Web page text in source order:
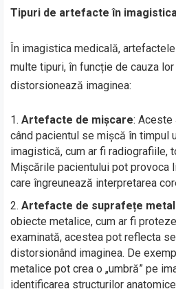
Tipuri de artefacte în
În imagistica medicală,
multe tipuri, în funcție de cauza
distorsionează imaginea:
Artefacte de mișcare: Aceste
când pacientul se mișcă în timpul
imagistică, cum ar fi radiografiile,
Mișcările pacientului pot provoca
care îngreunează interpretarea
Artefacte de suprafețe
obiecte metalice, cum ar fi
examinată, acestea pot reflecta
distorsionând imaginea. De
metalice pot crea o „umbră” pe
identificarea structurilor